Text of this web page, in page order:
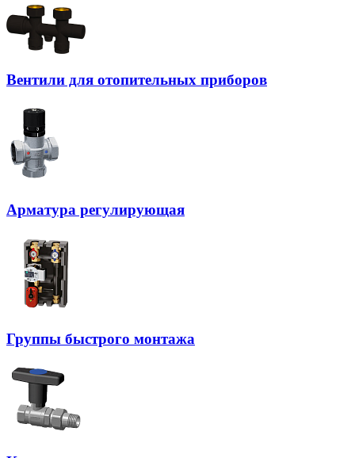
Вентили для отопительных приборов
Арматура регулирующая
Группы быстрого монтажа